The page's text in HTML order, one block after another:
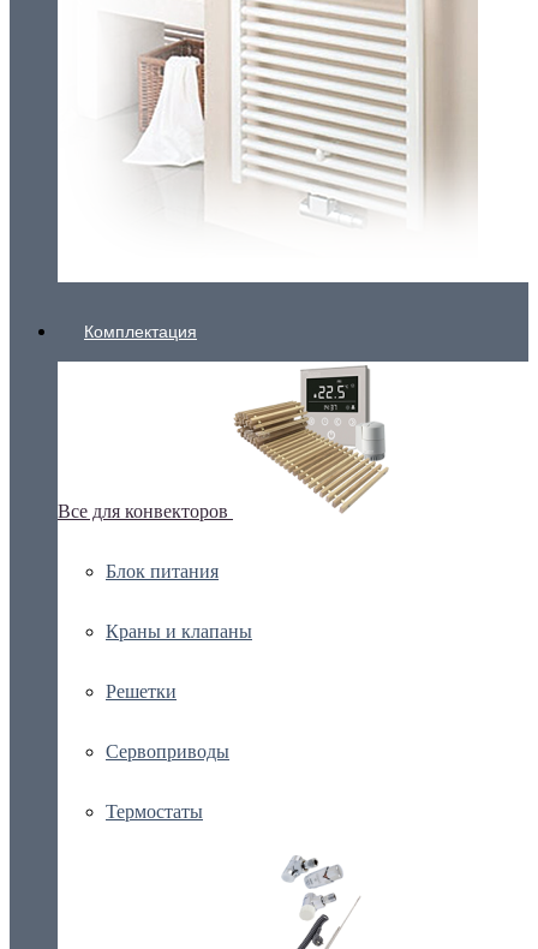
Комплектация
Все для конвекторов
Блок питания
Краны и клапаны
Решетки
Сервоприводы
Термостаты